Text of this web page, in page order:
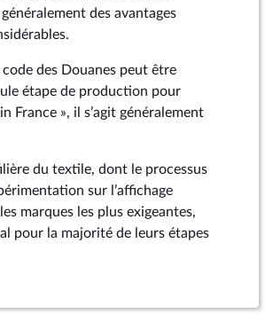
des avantages
des Douanes peut être
étape de production pour
France », il s’agit généralement
du textile, dont le processus
sur l’affichage
marques les plus exigeantes,
pour la majorité de leurs étapes